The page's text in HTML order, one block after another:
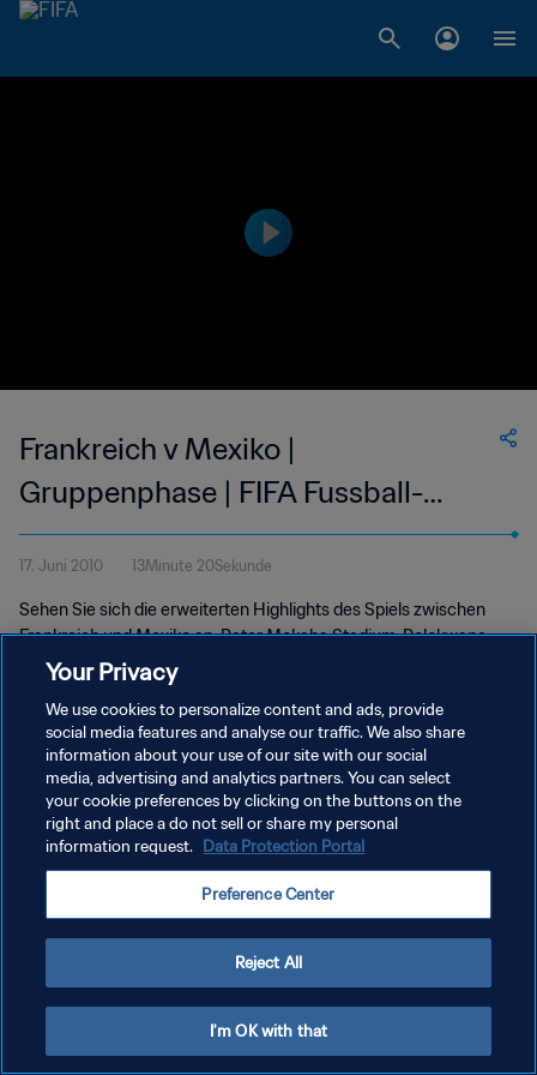
Frankreich v Mexiko |
Gruppenphase | FIFA Fussball-
Weltmeisterschaft Südafrika 2010™
| Erweiterte Highlights
17. Juni 2010 13Minute 20Sekunde
Sehen Sie sich die erweiterten Highlights des Spiels zwischen
Frankreich und Mexiko an. Peter Mokaba Stadium, Polokwane,
Donnerstag, 17. Juni 2010.
DATENSCHUTZ
NUTZUNGSBEDINGUNGEN
COOKIE-EINSTELLUNGEN VERWALTEN
Your Privacy
We use cookies to personalize content and ads, provide
social media features and analyse our traffic. We also share
information about your use of our site with our social
media, advertising and analytics partners. You can select
your cookie preferences by clicking on the buttons on the
right and place a do not sell or share my personal
information request. Data Protection Portal
Preference Center
Reject All
I'm OK with that